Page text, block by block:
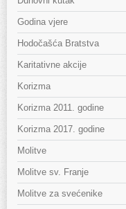
Godina vjere
Hodočašća Bratstva
Karitativne akcije
Korizma
Korizma 2011. godine
Korizma 2017. godine
Molitve
Molitve sv. Franje
Molitve za svećenike